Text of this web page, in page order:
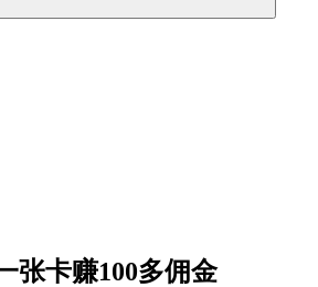
张卡赚100多佣金